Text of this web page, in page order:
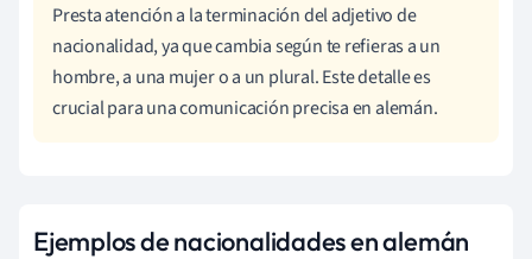
Presta atención a la terminación del adjetivo de
nacionalidad, ya que cambia según te refieras a un
hombre, a una mujer o a un plural. Este detalle es
crucial para una comunicación precisa en alemán.
Ejemplos de nacionalidades en alemán